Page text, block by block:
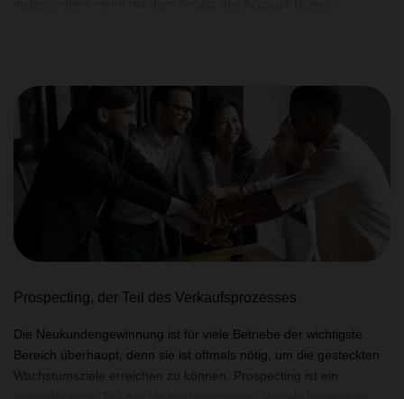
Kundenmanagement. Je höher die Datenqualität, desto exakter
und effizienter können Analysen, Reportings und gezielte
Marketingmaßnahmen durchgeführt werden.
Prospecting, der Teil des Verkaufsprozesses
Die Neukundengewinnung ist für viele Betriebe der wichtigste
Bereich überhaupt, denn sie ist oftmals nötig, um die gesteckten
Wachstumsziele erreichen zu können. Prospecting ist ein